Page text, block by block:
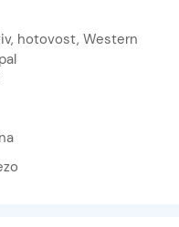
hotovost, Western